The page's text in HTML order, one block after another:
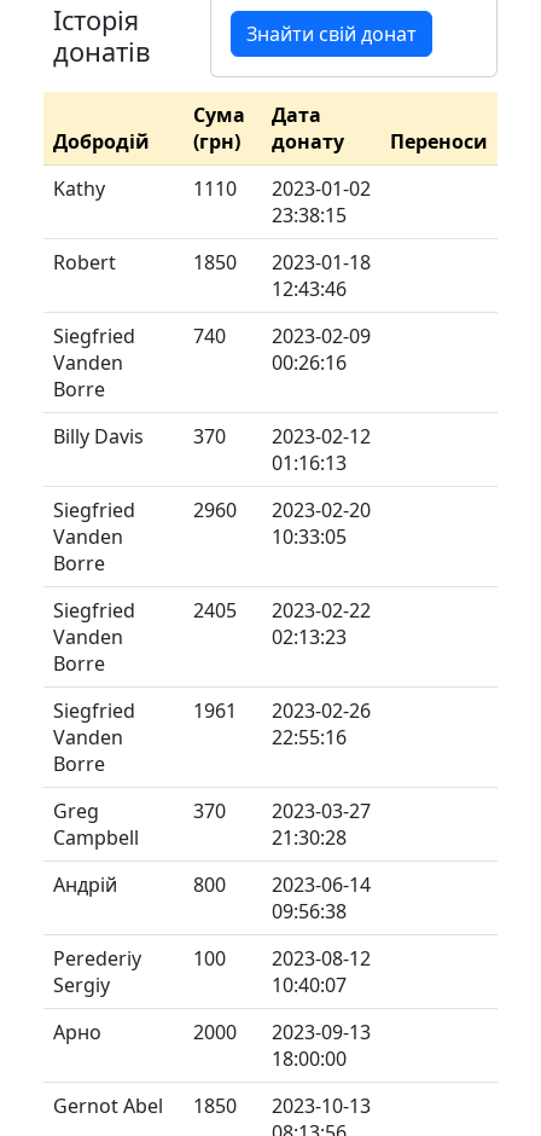
Історія
донатів
Знайти свій донат
Добродій
Сума
(грн)
Дата
донату
Переноси
Kathy
1110
2023-01-02
23:38:15
Robert
1850
2023-01-18
12:43:46
Siegfried
Vanden
Borre
740
2023-02-09
00:26:16
Billy Davis 370
2023-02-12
01:16:13
Siegfried
Vanden
Borre
2960
2023-02-20
10:33:05
Siegfried
Vanden
Borre
2405
2023-02-22
02:13:23
Siegfried
Vanden
Borre
1961
2023-02-26
22:55:16
Greg
Campbell
370
2023-03-27
21:30:28
Андрій
800
2023-06-14
09:56:38
Perederiy
Sergiy
100
2023-08-12
10:40:07
Арно
2000
2023-09-13
18:00:00
Gernot Abel
1850
2023-10-13